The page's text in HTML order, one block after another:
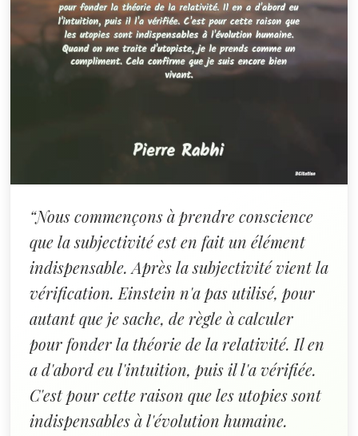
“Nous commençons à prendre conscience
que la subjectivité est en fait un élément
indispensable. Après la subjectivité vient la
vérification. Einstein n'a pas utilisé, pour
autant que je sache, de règle à calculer
pour fonder la théorie de la relativité. Il en
a d'abord eu l'intuition, puis il l'a vérifiée.
C'est pour cette raison que les utopies sont
indispensables à l'évolution humaine.